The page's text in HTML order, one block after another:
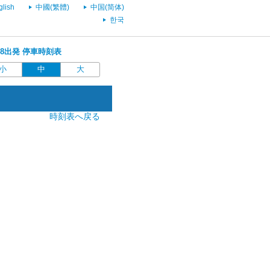
中國(繁體)
中国(简体)
한국
出発 停車時刻表
中 大
時刻表へ戻る